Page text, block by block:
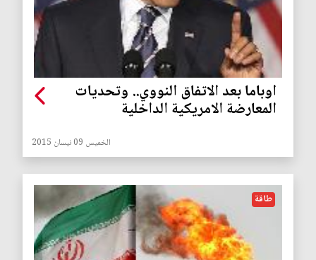
اوباما بعد الاتفاق النووي.. وتحديات
المعارضة الامريكية الداخلية
الخميس 09 نيسان 2015
طاقة